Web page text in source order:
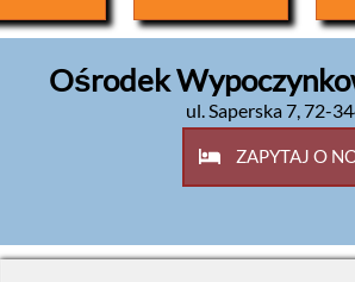
Ośrodek
ul. Saperska 7,72-
ZAPYTAJ O